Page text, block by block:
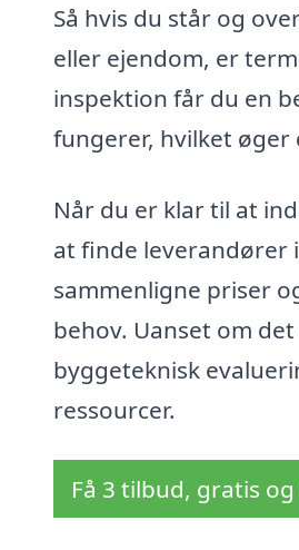
Så hvis du står og
eller ejendom, er
inspektion får du en
fungerer, hvilket
Når du er klar til at
at finde leverandører
sammenligne priser
behov. Uanset om
byggeteknisk
ressourcer.
Få 3 tilbud, gratis